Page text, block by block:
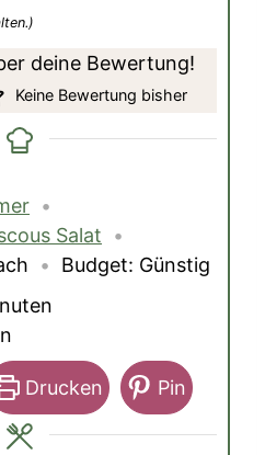
deine Bewertung!
Keine Bewertung bisher
Salat
Budget: Günstig
Drucken Pin